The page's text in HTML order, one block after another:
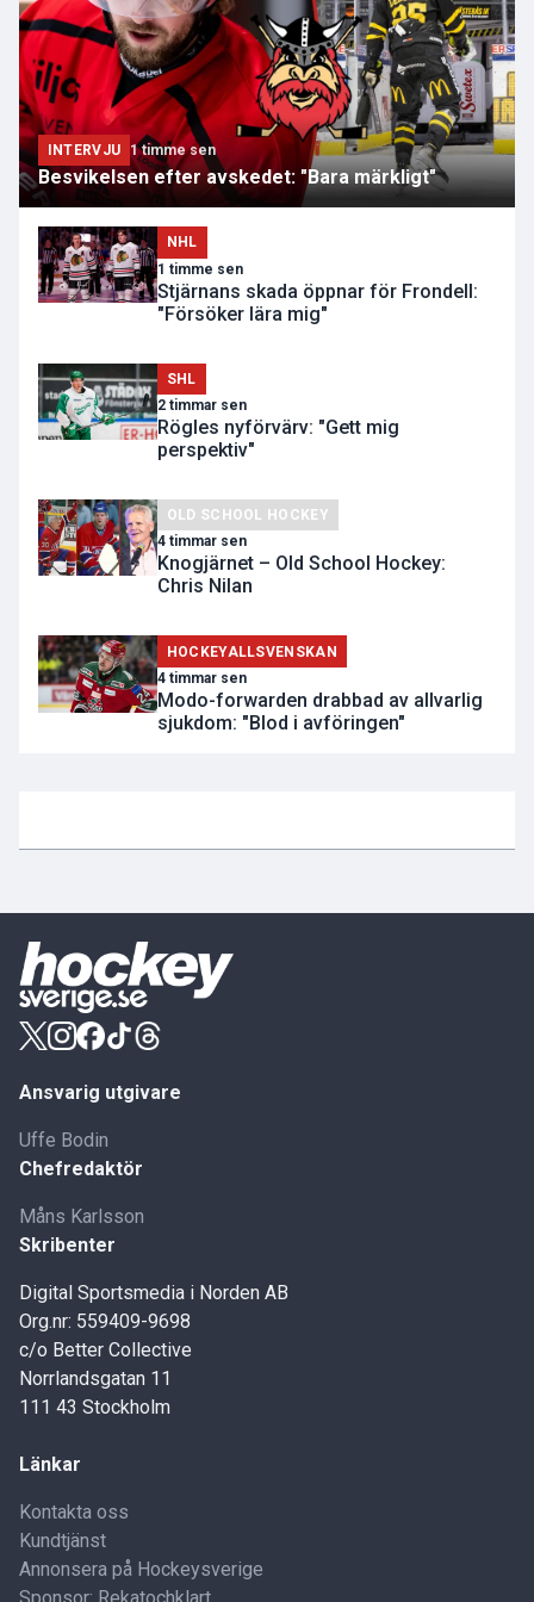
INTERVJU 1 timme sen
Besvikelsen efter avskedet: "Bara märkligt"
NHL
1 timme sen
Stjärnans skada öppnar för Frondell:
"Försöker lära mig"
SHL
2 timmar sen
Rögles nyförvärv: "Gett mig
perspektiv"
OLD SCHOOL HOCKEY
4 timmar sen
Knogjärnet – Old School Hockey:
Chris Nilan
HOCKEYALLSVENSKAN
4 timmar sen
Modo-forwarden drabbad av allvarlig
sjukdom: "Blod i avföringen"
Ansvarig utgivare
Uffe Bodin
Chefredaktör
Måns Karlsson
Skribenter
Digital Sportsmedia i Norden AB
Org.nr: 559409-9698
c/o Better Collective
Norrlandsgatan 11
111 43 Stockholm
Länkar
Kontakta oss
Kundtjänst
Annonsera på Hockeysverige
Sponsor: Rekatochklart